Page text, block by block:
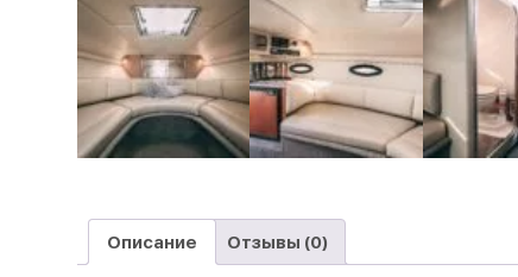
Описание Отзывы (0)